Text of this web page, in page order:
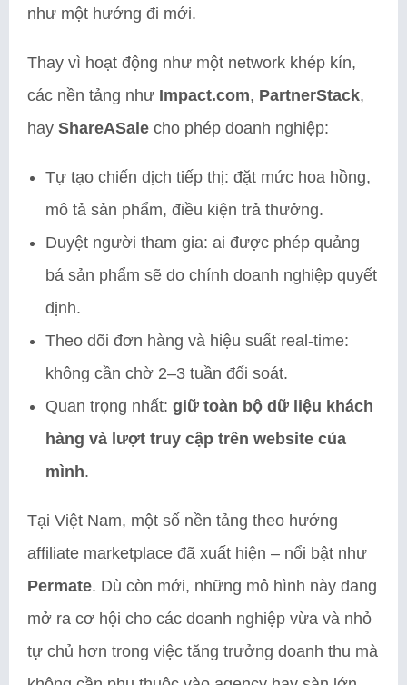
như một hướng đi mới.
Thay vì hoạt động như một network khép kín,
các nền tảng như Impact.com, PartnerStack,
hay ShareASale cho phép doanh nghiệp:
Tự tạo chiến dịch tiếp thị: đặt mức hoa hồng,
mô tả sản phẩm, điều kiện trả thưởng.
Duyệt người tham gia: ai được phép quảng
bá sản phẩm sẽ do chính doanh nghiệp quyết
định.
Theo dõi đơn hàng và hiệu suất real-time:
không cần chờ 2–3 tuần đối soát.
Quan trọng nhất: giữ toàn bộ dữ liệu khách
hàng và lượt truy cập trên website của
mình.
Tại Việt Nam, một số nền tảng theo hướng
affiliate marketplace đã xuất hiện – nổi bật như
Permate. Dù còn mới, những mô hình này đang
mở ra cơ hội cho các doanh nghiệp vừa và nhỏ
tự chủ hơn trong việc tăng trưởng doanh thu mà